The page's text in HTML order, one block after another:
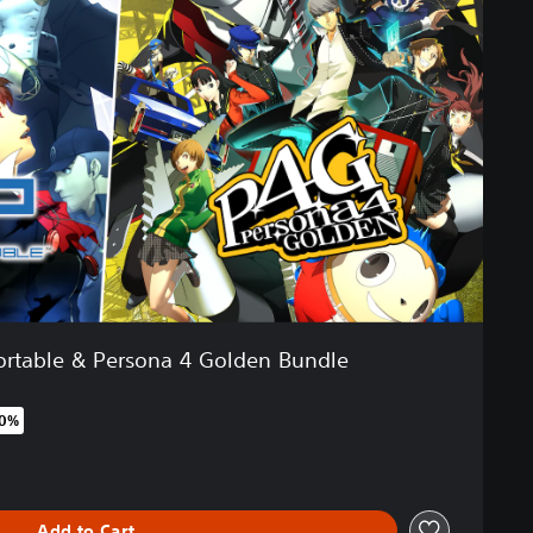
& Persona 4 Golden Bundle
price of €38.99